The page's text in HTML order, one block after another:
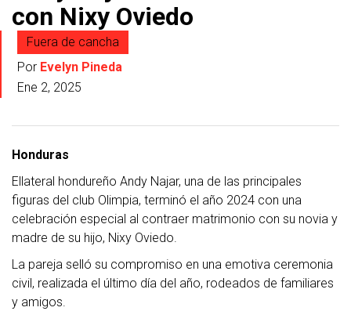
con Nixy Oviedo
Fuera de cancha
Por Evelyn Pineda
Ene 2, 2025
Honduras
Ellateral hondureño Andy Najar, una de las principales
figuras del club Olimpia, terminó el año 2024 con una
celebración especial al contraer matrimonio con su novia y
madre de su hijo, Nixy Oviedo.
La pareja selló su compromiso en una emotiva ceremonia
civil, realizada el último día del año, rodeados de familiares
y amigos.